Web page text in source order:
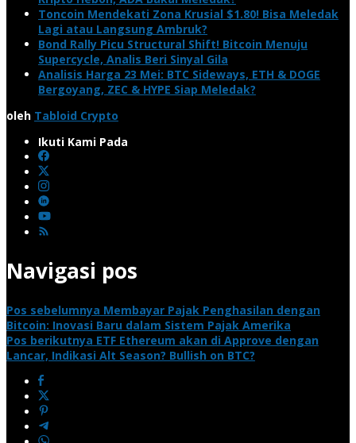
Toncoin Mendekati Zona Krusial $1.80! Bisa Meledak
Lagi atau Langsung Ambruk?
Bond Rally Picu Structural Shift! Bitcoin Menuju
Supercycle, Analis Beri Sinyal Gila
Analisis Harga 23 Mei: BTC Sideways, ETH & DOGE
Bergoyang, ZEC & HYPE Siap Meledak?
oleh Tabloid Crypto
Ikuti Kami Pada
Navigasi pos
Pos sebelumnya Membayar Pajak Penghasilan dengan
Bitcoin: Inovasi Baru dalam Sistem Pajak Amerika
Pos berikutnya ETF Ethereum akan di Approve dengan
Lancar, Indikasi Alt Season? Bullish on BTC?